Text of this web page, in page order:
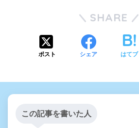
SHARE
ポスト シェア はてブ
この記事を書いた人